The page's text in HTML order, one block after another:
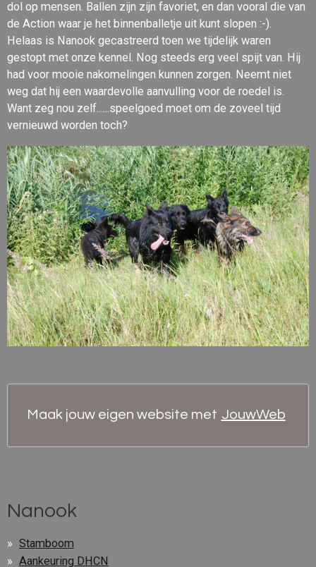
dol op mensen. Ballen zijn zijn favoriet, en dan vooral die van
de Action waar je het binnenballetje uit kunt slopen :-).
Helaas is Nanook gecastreerd toen we tijdelijk waren
gestopt met onze kennel. Nog steeds erg veel spijt van. Hij
had voor mooie nakomelingen kunnen zorgen. Neemt niet
weg dat hij een waardevolle aanvulling voor de roedel is.
Want zeg nou zelf......speelgoed moet om de zoveel tijd
vernieuwd worden toch?
Maak jouw eigen website met JouwWeb
Nanook
Stamboom
Aankeuring DHCN